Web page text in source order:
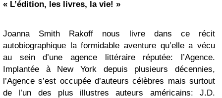
« L’édition, les livres, la vie! »
Joanna Smith Rakoff nous livre dans ce récit
autobiographique la formidable aventure qu’elle a vécu
au sein d’une agence littéraire réputée: l’Agence.
Implantée à New York depuis plusieurs décennies,
l’Agence s’est occupée d’auteurs célèbres mais surtout
de l’un des plus illustres auteurs américains: J.D.